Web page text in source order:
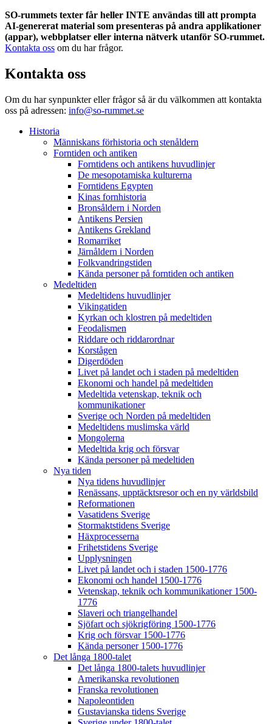
SO-rummets texter får heller INTE användas till att prompta
AI-genererat material som presenteras på andra applikationer
(appar), webbplatser eller interna nätverk utanför SO-rummet.
Kontakta oss om du har frågor.
Kontakta oss
Om du har synpunkter eller frågor så är du välkommen att kontakta
oss på adressen: info@so-rummet.se
Historia
Människans förhistoria och stenåldern
Forntiden och antiken
Forntidens och antikens huvudlinjer
De mesopotamiska kulturerna
Forntidens Egypten
Kinas fornhistoria
Bronsåldern i Norden
Antikens Persien
Antikens Grekland
Romarriket
Järnåldern i Norden
Folkvandringstiden
Kända personer på forntiden och antiken
Medeltiden
Medeltidens huvudlinjer
Vikingatiden
Kyrkan och klostren på medeltiden
Feodalismen
Riddare och riddarordnar
Korstågen
Digerdöden
Livet på landet och i staden på medeltiden
Ekonomi och handel på medeltiden
Medeltida vetenskap, teknik och
kommunikationer
Sverige och Norden på medeltiden
Medeltidens muslimska värld
Mongolerna
Medeltida krig och försvar
Kända personer på medeltiden
Nya tiden
Nya tidens huvudlinjer
Renässans, upptäcktsresor och en ny världsbild
Reformationen
Vasatidens Sverige
Stormaktstidens Sverige
Häxprocesserna
Frihetstidens Sverige
Upplysningen
Livet på landet och i staden 1500-1776
Ekonomi och handel 1500-1776
Vetenskap, teknik och kommunikationer 1500-
1776
Slaveri och triangelhandel
Sjöfart och sjökrigföring 1500-1776
Krig och försvar 1500-1776
Kända personer 1500-1776
Det långa 1800-talet
Det långa 1800-talets huvudlinjer
Amerikanska revolutionen
Franska revolutionen
Napoleontiden
Gustavianska tidens Sverige